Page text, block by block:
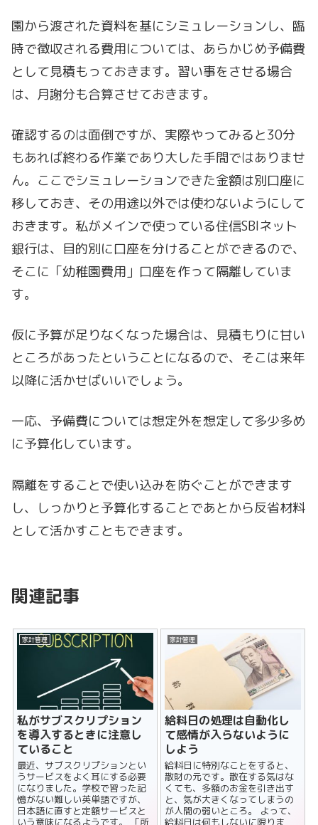
園から渡された資料を基にシミュレーションし、臨
時で徴収される費用については、あらかじめ予備費
として見積もっておきます。習い事をさせる場合
は、月謝分も合算させておきます。
確認するのは面倒ですが、実際やってみると30分
もあれば終わる作業であり大した手間ではありませ
ん。ここでシミュレーションできた金額は別口座に
移しておき、その用途以外では使わないようにして
おきます。私がメインで使っている住信SBIネット
銀行は、目的別に口座を分けることができるので、
そこに「幼稚園費用」口座を作って隔離していま
す。
仮に予算が足りなくなった場合は、見積もりに甘い
ところがあったということになるので、そこは来年
以降に活かせばいいでしょう。
一応、予備費については想定外を想定して多少多め
に予算化しています。
隔離をすることで使い込みを防ぐことができます
し、しっかりと予算化することであとから反省材料
として活かすこともできます。
関連記事
家計管理
私がサブスクリプション
を導入するときに注意し
ていること
最近、サブスクリプションとい
うサービスをよく耳にする必要
になりました。学校で習った記
憶がない難しい英単語ですが、
日本語に直すと定額サービスと
いう意味になるようです。 「所
家計管理
給料日の処理は自動化し
て感情が入らないように
しよう
給料日に特別なことをすると、
散財の元です。散在する気はな
くても、多額のお金を引き出す
と、気が大きくなってしまうの
が人間の弱いところ。 よって、
給料日は何もしないに限りま